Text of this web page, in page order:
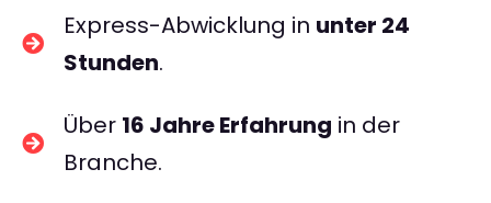
Express-Abwicklung in unter 24
Stunden.
Über 16 Jahre Erfahrung in der
Branche.